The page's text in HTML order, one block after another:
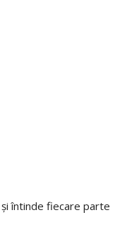
întinde fiecare parte